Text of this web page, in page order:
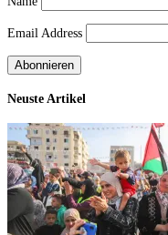
Email Address
Neuste Artikel